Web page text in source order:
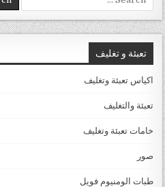
تعبئة و تغليف
اكياس تعبئة وتغليف
تعبئة والتغليف
خامات تعبئة وتغليف
صور
طبات الومنيوم فويل